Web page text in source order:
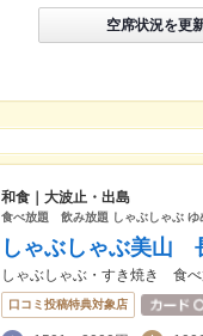
空席状況を更
和食｜大波止・出島
食べ放題 飲み放題 しゃぶしゃぶ ゆ
しゃぶしゃぶ美山
しゃぶしゃぶ・すき焼き 食べ
口コミ投稿特典対象店